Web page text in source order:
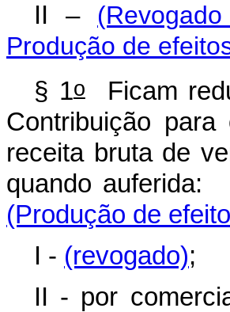
II –
Produção de
§ 1oFicam
Contribuição
receita bruta de
quando
(Produção de
I - (revogado);
II - por